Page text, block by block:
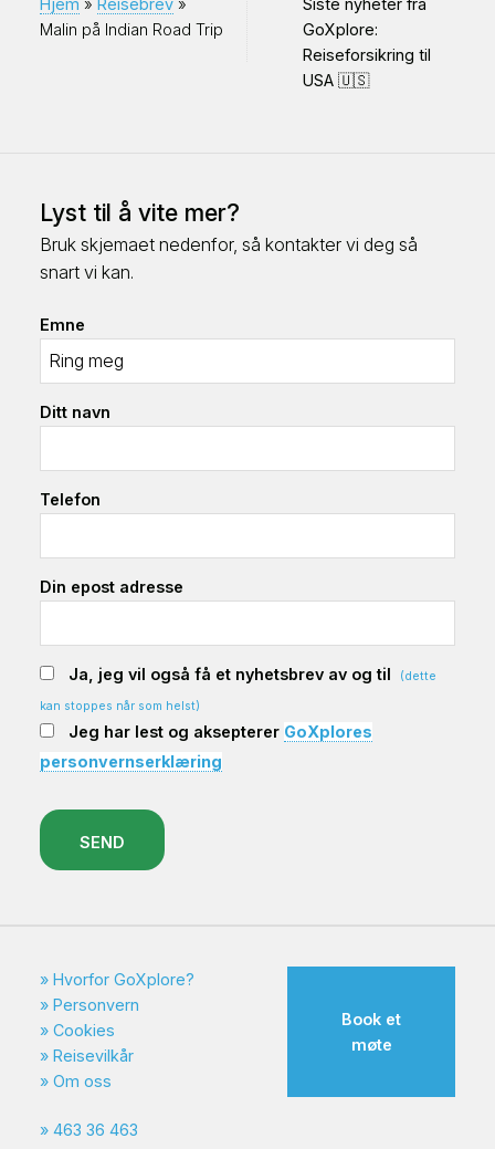
Hjem » Reisebrev »
Malin på Indian Road Trip
Siste nyheter fra
GoXplore:
Reiseforsikring til
USA 🇺🇸
Lyst til å vite mer?
Bruk skjemaet nedenfor, så kontakter vi deg så
snart vi kan.
Emne
Ditt navn
Telefon
Din epost adresse
Ja, jeg vil også få et nyhetsbrev av og til (dette
kan stoppes når som helst)
Jeg har lest og aksepterer GoXplores
personvernserklæring
SEND
Hvorfor GoXplore?
Personvern
Cookies
Reisevilkår
Om oss
463 36 463
Book et
møte